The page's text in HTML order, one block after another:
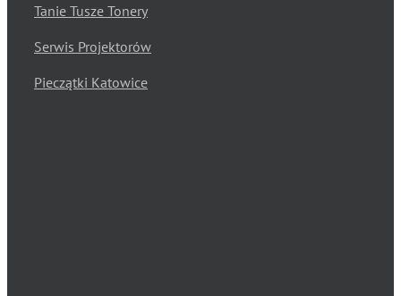
Tanie Tusze Tonery
Serwis Projektorów
Pieczątki Katowice